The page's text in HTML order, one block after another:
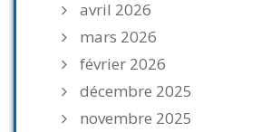
avril 2026
mars 2026
février 2026
décembre 2025
novembre 2025